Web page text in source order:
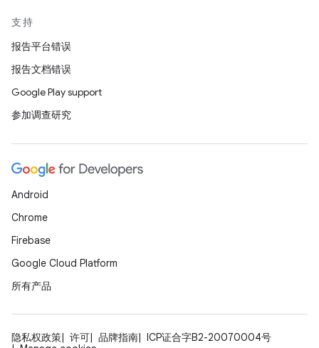
支持
报告平台错误
报告文档错误
Google Play support
参加调查研究
Android
Chrome
Firebase
Google Cloud Platform
所有产品
隐私权政策 许可 品牌指南
ICP证合字B2-20070004号